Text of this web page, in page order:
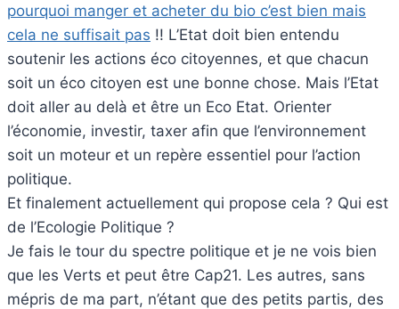
pourquoi manger et acheter du bio c’est bien mais
cela ne suffisait pas !! L’Etat doit bien entendu
soutenir les actions éco citoyennes, et que chacun
soit un éco citoyen est une bonne chose. Mais l’Etat
doit aller au delà et être un Eco Etat. Orienter
l’économie, investir, taxer afin que l’environnement
soit un moteur et un repère essentiel pour l’action
politique.
Et finalement actuellement qui propose cela ? Qui est
de l’Ecologie Politique ?
Je fais le tour du spectre politique et je ne vois bien
que les Verts et peut être Cap21. Les autres, sans
mépris de ma part, n’étant que des petits partis, des